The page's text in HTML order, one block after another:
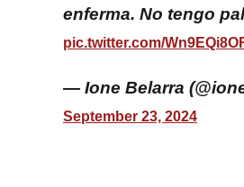
enferma. No tengo
pic.twitter.com/
— Ione Belarra
September 23, 2024